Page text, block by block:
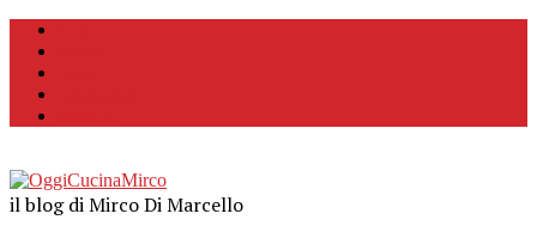
il blog di Mirco Di Marcello